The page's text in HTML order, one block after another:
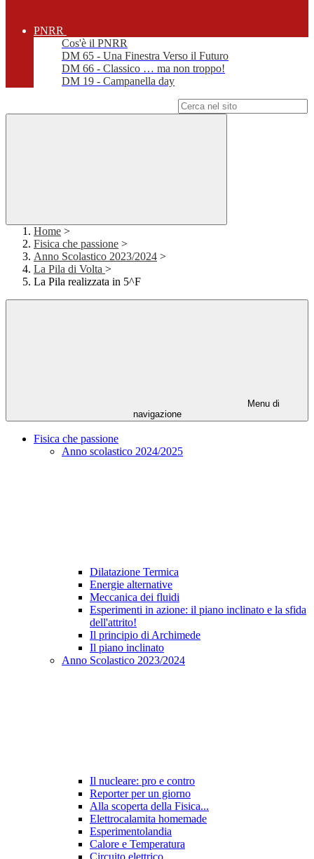
PNRR
Cos'è il PNRR
DM 65 - Una Finestra Verso il Futuro
DM 66 - Classico … ma non troppo!
DM 19 - Campanella day
Home >
Fisica che passione >
Anno Scolastico 2023/2024 >
La Pila di Volta >
La Pila realizzata in 5^F
Menu di
navigazione
Fisica che passione
Anno scolastico 2024/2025
Dilatazione Termica
Energie alternative
Meccanica dei fluidi
Esperimenti in azione: il piano inclinato e la sfida
dell'attrito!
Il principio di Archimede
Il piano inclinato
Anno Scolastico 2023/2024
Il nucleare: pro e contro
Reporter per un giorno
Alla scoperta della Fisica...
Elettrocalamita homemade
Esperimentolandia
Calore e Temperatura